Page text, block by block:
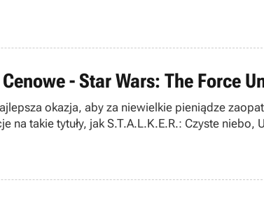
- Star Wars: The Force
okazja, aby za niewielkie pieniądze
takie tytuły, jak S.T.A.L.K.E.R.: Czyste